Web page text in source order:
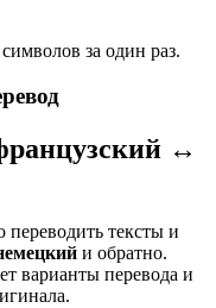
символов за один раз.
↔
тексты и
и обратно.
варианты перевода и